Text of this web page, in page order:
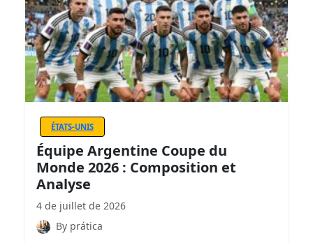
ÉTATS-UNIS
Équipe Argentine Coupe du
Monde 2026 : Composition et
Analyse
4 de juillet de 2026
By prática